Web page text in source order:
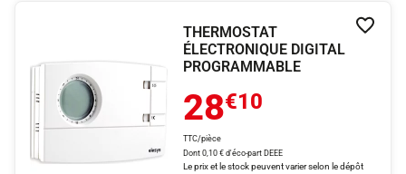
THERMOSTAT
ÉLECTRONIQUE DIGITAL
PROGRAMMABLE
28€10
TTC/pièce
Dont 0,10 € d'éco-part DEEE
Le prix et le stock peuvent varier selon le dépôt